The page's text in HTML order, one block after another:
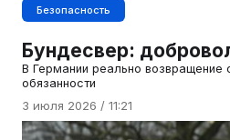
Безопасность
Бундесвер:
В Германии реально возвращение
обязанности
3 июля 2026 / 11:21